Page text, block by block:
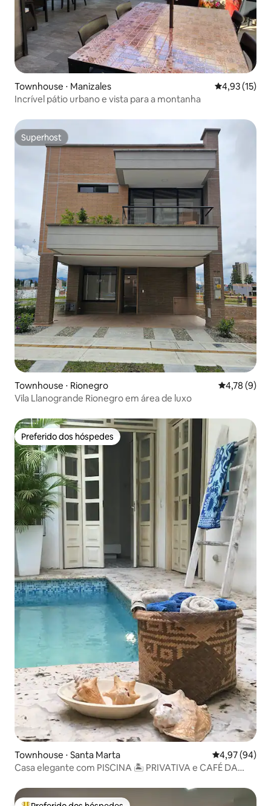
Townhouse ⋅ Manizales 4,93 de uma
4,93 (15)
Incrível pátio urbano e vista para a montanha
Superhost
Superhost
Townhouse ⋅ Rionegro 4,78 de
4,78 (9)
Vila Llanogrande Rionegro em área de luxo
Preferido dos hóspedes
Preferido dos hóspedes
Townhouse ⋅ Santa Marta 4,97 de uma
4,97 (94)
Casa elegante com PISCINA 🏝 PRIVATIVA e CAFÉ DA